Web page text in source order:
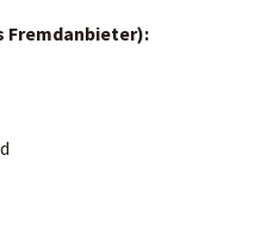
Fremdanbieter):